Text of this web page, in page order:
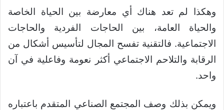
وهكذا لم تعد هناك أي معارضة بين الحياة الخاصة
والحياة العامة، بين الحاجات الفردية والحاجات
الاجتماعية. فالتقنية تفسح المجال لتأسيس أشكال من
الرقابة والتلاحم الاجتماعي أكثر نعومة وفاعلية في آن
واحد.
ويمكن بذلك وصف المجتمع الصناعي المتقدم باعتباره